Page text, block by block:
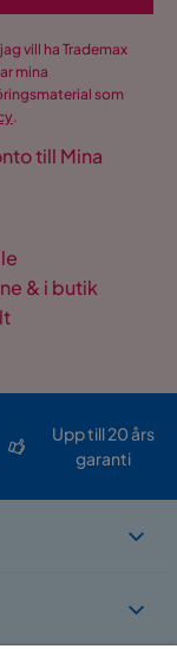
vill ha Trademax
mina
som
.
till Mina
& i butik
Upp till 20 års
garanti